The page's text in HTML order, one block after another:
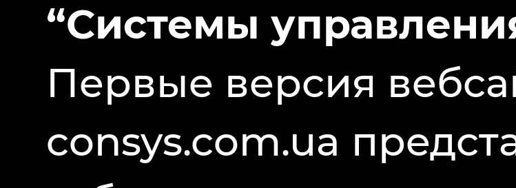
“Системы
Первые версия
consys.com.ua